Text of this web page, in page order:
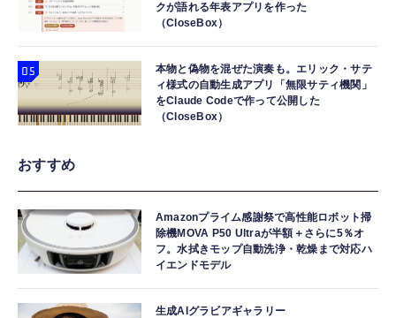
クが語れる年表アプリを作った
（CloseBox）
本物と偽物を混ぜた演奏も。エリック・サテ
ィ様式の自動生成アプリ「無限サティ機関」
をClaude Codeで作って公開した
（CloseBox）
おすすめ
Amazonプライム感謝祭で高性能ロボット掃
除機MOVA P50 Ultraが半額＋さらに5％オ
フ。水拭きモップ自動洗浄・乾燥まで対応ハ
イエンドモデル
生成AIグラビアギャラリー